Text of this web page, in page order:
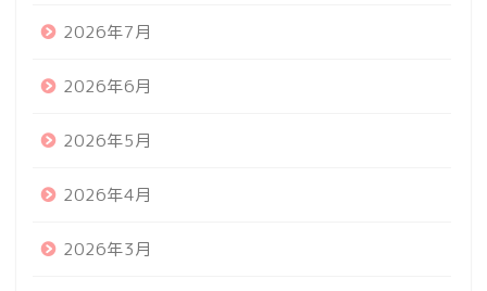
2026年7月
2026年6月
2026年5月
2026年4月
2026年3月